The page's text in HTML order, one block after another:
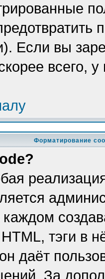
Если вы
всего,
Форматирование
каждом
тэги в
даёт
За